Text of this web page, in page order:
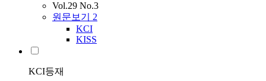
Vol.29 No.3
원문보기 2
KCI
KISS
KCI등재